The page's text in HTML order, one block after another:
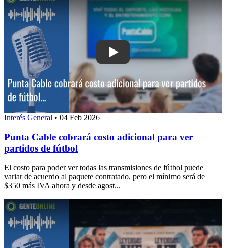
Play: Punta Cable cobrará costo
Interés General • 04 Feb 2026
Punta Cable cobrará costo adicional para ver
partidos de fútbol
El costo para poder ver todas las transmisiones de fútbol puede
variar de acuerdo al paquete contratado, pero el mínimo será de
$350 más IVA ahora y desde agost...